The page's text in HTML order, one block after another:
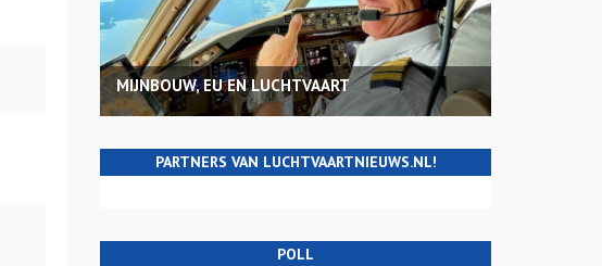
MIJNBOUW, EU EN LUCHTVAART
PARTNERS VAN LUCHTVAARTNIEUWS.NL!
POLL